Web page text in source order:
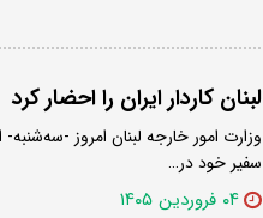
لبنان کاردار ایران را احضار کرد
وزارت امور خارجه لبنان امروز -
سفیر خود در…
۰۴ فروردین ۱۴۰۵